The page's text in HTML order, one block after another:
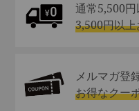
通常5,500
3,500円以
メルマガ登
お得なクー